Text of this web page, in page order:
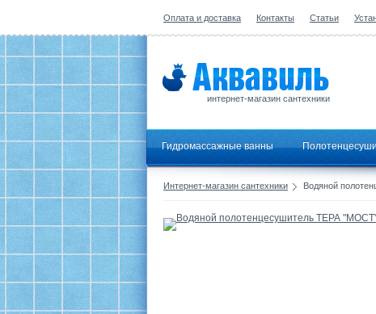
Оплата и доставка Контакты Статьи
интернет-магазин сантехники
Гидромассажные ванны
Интернет-магазин сантехники Водяной